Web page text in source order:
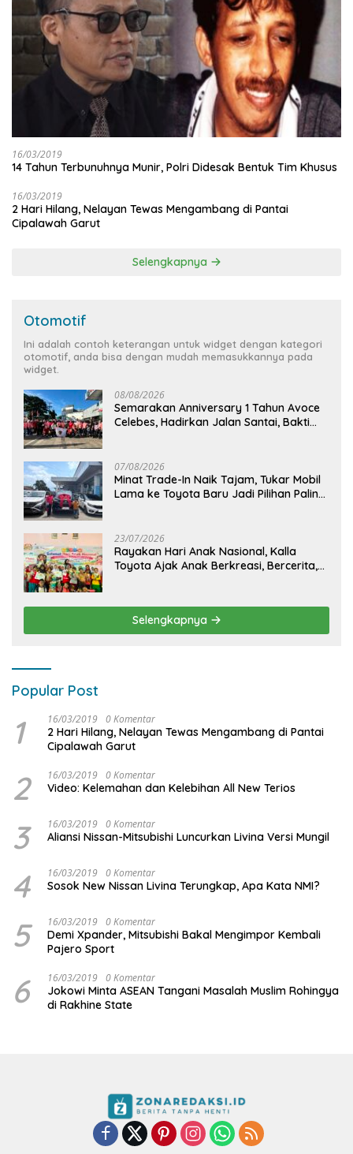
16/03/2019
14 Tahun Terbunuhnya Munir, Polri Didesak Bentuk Tim Khusus
16/03/2019
2 Hari Hilang, Nelayan Tewas Mengambang di Pantai
Cipalawah Garut
Selengkapnya
Otomotif
Ini adalah contoh keterangan untuk widget dengan kategori
otomotif, anda bisa dengan mudah memasukkannya pada
widget.
08/08/2026
Semarakan Anniversary 1 Tahun Avoce
Celebes, Hadirkan Jalan Santai, Bakti
07/08/2026
Minat Trade-In Naik Tajam, Tukar Mobil
Lama ke Toyota Baru Jadi Pilihan Paling
23/07/2026
Rayakan Hari Anak Nasional, Kalla
Toyota Ajak Anak Berkreasi, Bercerita,
Selengkapnya
Popular Post
1 16/03/2019 0 Komentar
2 Hari Hilang, Nelayan Tewas Mengambang di Pantai
Cipalawah Garut
2 16/03/2019 0 Komentar
Video: Kelemahan dan Kelebihan All New Terios
3 16/03/2019 0 Komentar
Aliansi Nissan-Mitsubishi Luncurkan Livina Versi Mungil
4 16/03/2019 0 Komentar
Sosok New Nissan Livina Terungkap, Apa Kata NMI?
5 16/03/2019 0 Komentar
Demi Xpander, Mitsubishi Bakal Mengimpor Kembali
Pajero Sport
6 16/03/2019 0 Komentar
Jokowi Minta ASEAN Tangani Masalah Muslim Rohingya
di Rakhine State